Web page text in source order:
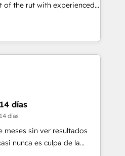
and enterprise
and those with
Integration and
of the rut with experienced,
implementing HubSpot
CMS and Operations Hub,
with your customers
of Rookie of the Year
4.9/5 rating in HubSpot
Reviews. Digifianz
logistics & 3PL, home
branding and
health, education,
and consulting, make the
días
días
meses sin ver resultados
nunca es culpa de la